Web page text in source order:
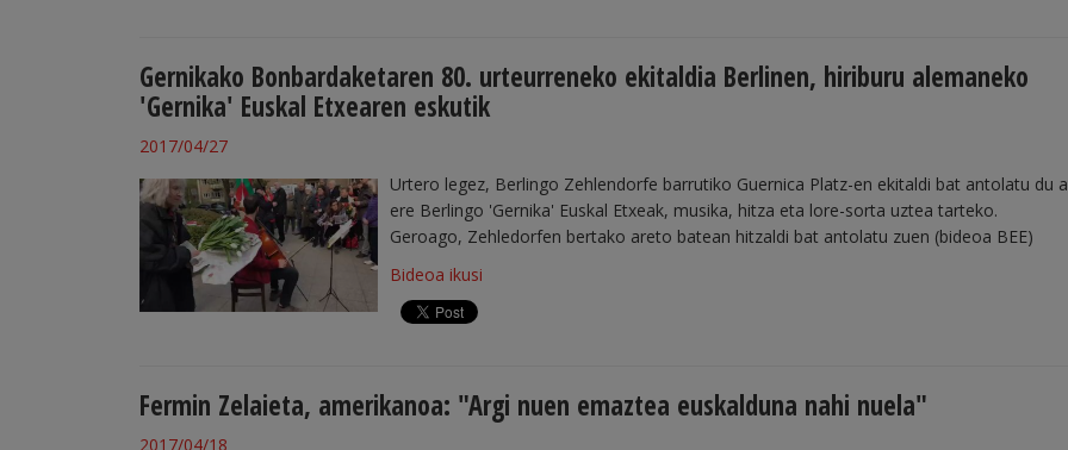
Gernikako Bonbardaketaren 80. urteurreneko ekitaldia Berlinen, hiriburu alemaneko
'Gernika' Euskal Etxearen eskutik
2017/04/27
Urtero legez, Berlingo Zehlendorfe barrutiko Guernica Platz-en ekitaldi bat antolatu du
ere Berlingo 'Gernika' Euskal Etxeak, musika, hitza eta lore-sorta uztea tarteko.
Geroago, Zehledorfen bertako areto batean hitzaldi bat antolatu zuen (bideoa BEE)
Bideoa ikusi
Fermin Zelaieta, amerikanoa: "Argi nuen emaztea euskalduna nahi nuela"
2017/04/18